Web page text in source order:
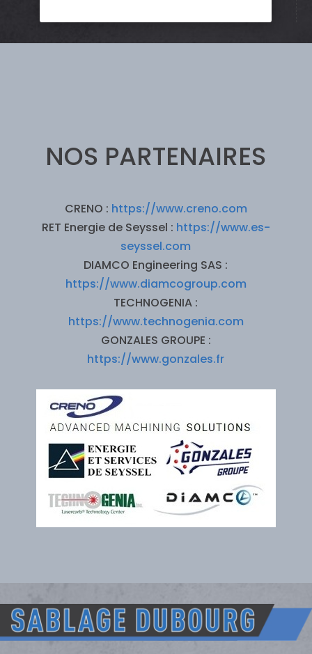
NOS PARTENAIRES
CRENO : https://www.creno.com
RET Energie de Seyssel : https://www.es-
seyssel.com
DIAMCO Engineering SAS :
https://www.diamcogroup.com
TECHNOGENIA :
https://www.technogenia.com
GONZALES GROUPE :
https://www.gonzales.fr